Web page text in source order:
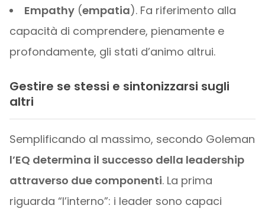
Empathy(empatia). Fa riferimento alla
capacità di comprendere, pienamente e
profondamente, gli stati d’animo altrui.
Gestire se stessi e sintonizzarsi sugli
altri
Semplificando al massimo, secondo Goleman
l’EQ determina il successo della leadership
attraverso due componenti. La prima
riguarda “l’interno”: i leader sono capaci